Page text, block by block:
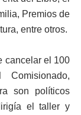
Premios de
entre otros.
cancelar el 100
son políticos
el taller y